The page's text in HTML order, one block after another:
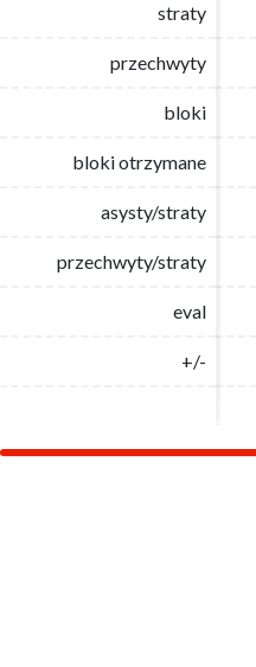
straty
przechwyty
bloki
bloki otrzymane
asysty/straty
przechwyty/straty
eval
+/-
straty
przechwyty
bloki
bloki otrzymane
asysty/straty
przechwyty/straty
eval
+/-